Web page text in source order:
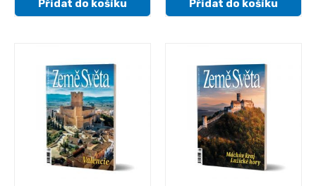
Přidat do košíku Přidat do košíku